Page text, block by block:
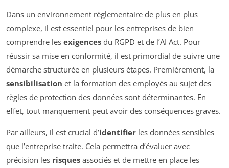
Dans un environnement réglementaire de plus en plus
complexe, il est essentiel pour les entreprises de bien
comprendre les exigences du RGPD et de l’AI Act. Pour
réussir sa mise en conformité, il est primordial de suivre une
démarche structurée en plusieurs étapes. Premièrement, la
sensibilisation et la formation des employés au sujet des
règles de protection des données sont déterminantes. En
effet, tout manquement peut avoir des conséquences graves.
Par ailleurs, il est crucial d’identifier les données sensibles
que l’entreprise traite. Cela permettra d’évaluer avec
précision les risques associés et de mettre en place les